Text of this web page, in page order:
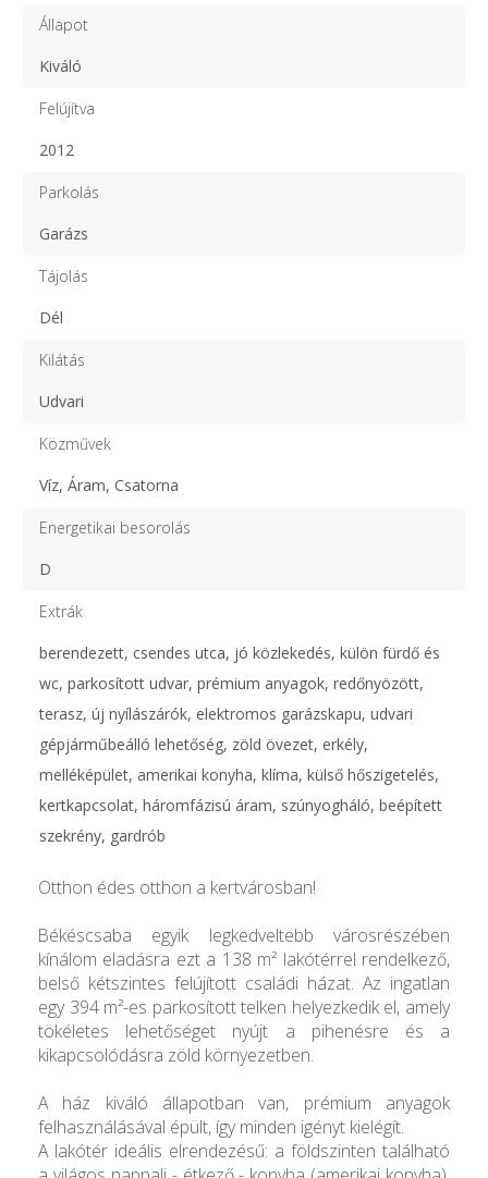
Állapot
Kiváló
Felújítva
2012
Parkolás
Garázs
Tájolás
Dél
Kilátás
Udvari
Közművek
Víz, Áram, Csatorna
Energetikai besorolás
D
Extrák
berendezett, csendes utca, jó közlekedés, külön fürdő és
wc, parkosított udvar, prémium anyagok, redőnyözött,
terasz, új nyílászárók, elektromos garázskapu, udvari
gépjárműbeálló lehetőség, zöld övezet, erkély,
melléképület, amerikai konyha, klíma, külső hőszigetelés,
kertkapcsolat, háromfázisú áram, szúnyogháló, beépített
szekrény, gardrób
Otthon édes otthon a kertvárosban!
Békéscsaba egyik legkedveltebb városrészében
kínálom eladásra ezt a 138 m² lakótérrel rendelkező,
belső kétszintes felújított családi házat. Az ingatlan
egy 394 m²-es parkosított telken helyezkedik el, amely
tökéletes lehetőséget nyújt a pihenésre és a
kikapcsolódásra zöld környezetben.
A ház kiváló állapotban van, prémium anyagok
felhasználásával épült, így minden igényt kielégít.
A lakótér ideális elrendezésű: a földszinten található